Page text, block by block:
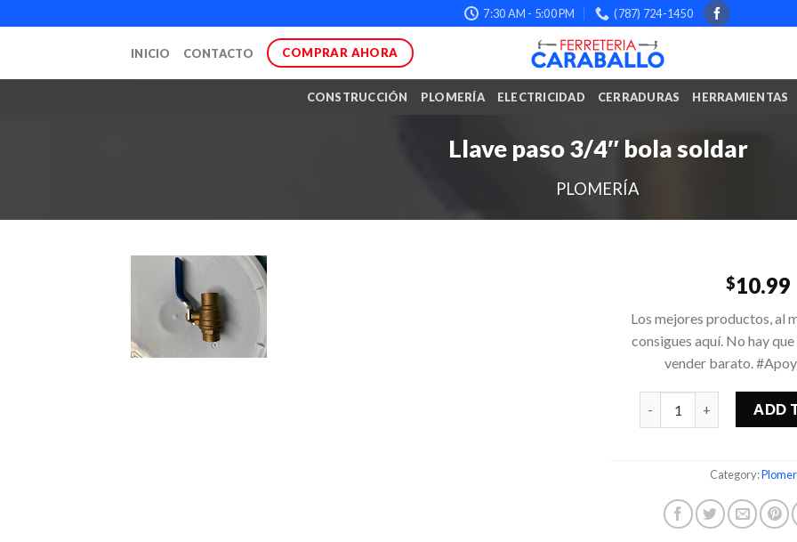
to
7:30 AM - 5:00 PM (787) 724-1450
INICIO CONTACTO COMPRAR AHORA
CONSTRUCCIÓN PLOMERÍA ELECTRICIDAD CERRADURAS HERRAMIENTAS
Llave paso 3/4″ bola soldar
PLOMERÍA
$10.99
Los mejores productos, al
consigues aquí. No hay
vender barato.
ADD
Category: